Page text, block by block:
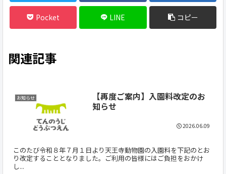
Pocket LINE コピー
関連記事
お知らせ
【再度ご案内】入園料改定のお
知らせ
このたび令和８年７月１日より天王寺動物園の入園料を下記のとお
り改定することとなりました。ご利用の皆様にはご負担をおかけ
し...
2026.06.09